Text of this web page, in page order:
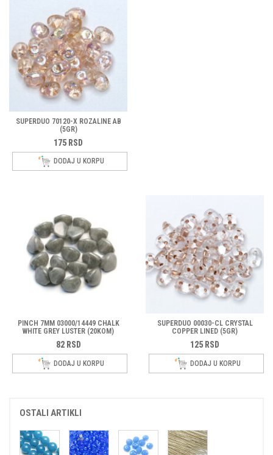
SUPERDUO 70120-X ROZALINE AB
(5GR)
175 RSD
DODAJ U KORPU
PINCH 7MM 03000/14449 CHALK
WHITE GREY LUSTER (20KOM)
82 RSD
DODAJ U KORPU
SUPERDUO 00030-CL CRYSTAL
COPPER LINED (5GR)
125 RSD
DODAJ U KORPU
OSTALI ARTIKLI